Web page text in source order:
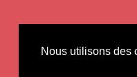
Nous utilisons des